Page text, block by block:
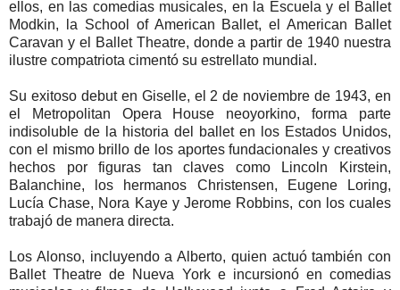
ellos, en las comedias musicales, en la Escuela y el Ballet
Modkin, la School of American Ballet, el American Ballet
Caravan y el Ballet Theatre, donde a partir de 1940 nuestra
ilustre compatriota cimentó su estrellato mundial.
Su exitoso debut en Giselle, el 2 de noviembre de 1943, en
el Metropolitan Opera House neoyorkino, forma parte
indisoluble de la historia del ballet en los Estados Unidos,
con el mismo brillo de los aportes fundacionales y creativos
hechos por figuras tan claves como Lincoln Kirstein,
Balanchine, los hermanos Christensen, Eugene Loring,
Lucía Chase, Nora Kaye y Jerome Robbins, con los cuales
trabajó de manera directa.
Los Alonso, incluyendo a Alberto, quien actuó también con
Ballet Theatre de Nueva York e incursionó en comedias